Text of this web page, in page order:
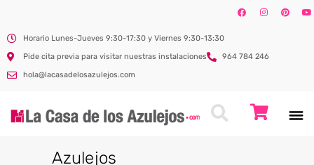
Horario Lunes-Jueves 9:30-17:30 y Viernes 9:30-13:30
Pide cita previa para visitar nuestras instalaciones
964 784 246
hola@lacasadelosazulejos.com
Azulejos